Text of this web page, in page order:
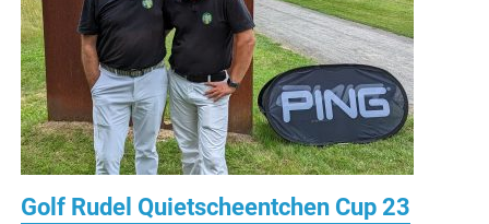
Golf Rudel Quietscheentchen Cup 23